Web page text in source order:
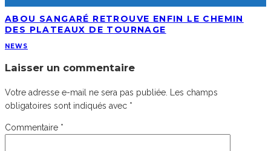
ABOU SANGARÉ RETROUVE ENFIN LE CHEMIN
DES PLATEAUX DE TOURNAGE
NEWS
Laisser un commentaire
Votre adresse e-mail ne sera pas publiée.
Les champs
obligatoires sont indiqués avec *
Commentaire *